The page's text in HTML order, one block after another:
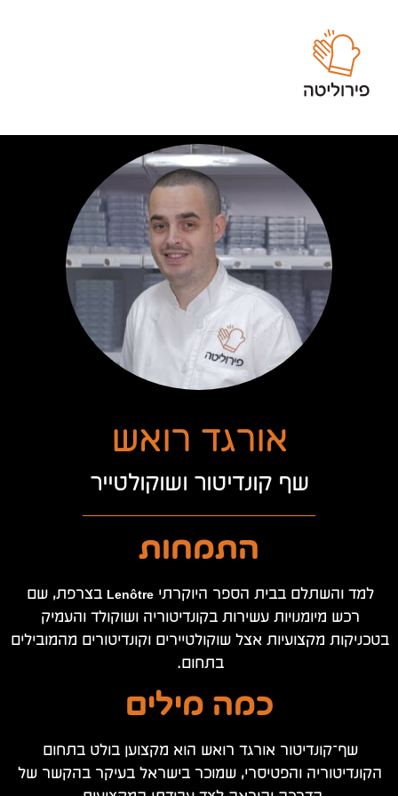
אורגד רואש
שף קונדיטור ושוקולטייר
התמחות
למד והשתלם בבית הספר היוקרתי Lenôtre בצרפת, שם
רכש מיומנויות עשירות בקונדיטוריה ושוקולד והעמיק
בטכניקות מקצועיות אצל שוקולטיירים וקונדיטורים מהמובילים
בתחום.
כמה מילים
שף־קונדיטוראורגד רואש הוא מקצוען בולט בתחום
הקונדיטוריה והפטיסרי, שמוכר בישראל בעיקר בהקשר של